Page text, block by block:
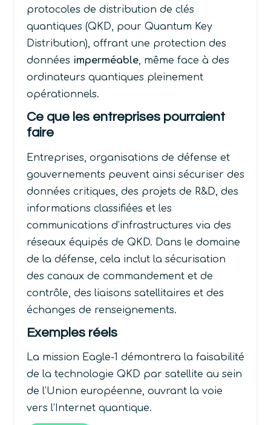
protocoles de distribution de clés
quantiques (QKD, pour Quantum Key
Distribution), offrant une protection des
données imperméable, même face à des
ordinateurs quantiques pleinement
opérationnels.
Ce que les entreprises pourraient
faire
Entreprises, organisations de défense et
gouvernements peuvent ainsi sécuriser des
données critiques, des projets de R&D, des
informations classifiées et les
communications d’infrastructures via des
réseaux équipés de QKD. Dans le domaine
de la défense, cela inclut la sécurisation
des canaux de commandement et de
contrôle, des liaisons satellitaires et des
échanges de renseignements.
Exemples réels
La mission Eagle-1 démontrera la faisabilité
de la technologie QKD par satellite au sein
de l’Union européenne, ouvrant la voie
vers l’Internet quantique.